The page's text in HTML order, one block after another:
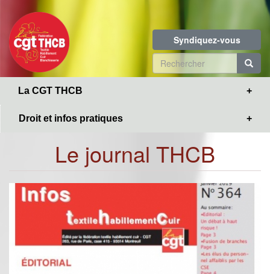
contenu
principal
Syndiquez-vous
Formulaire
de
La CGT THCB
Droit et infos pratiques
Le journal THCB